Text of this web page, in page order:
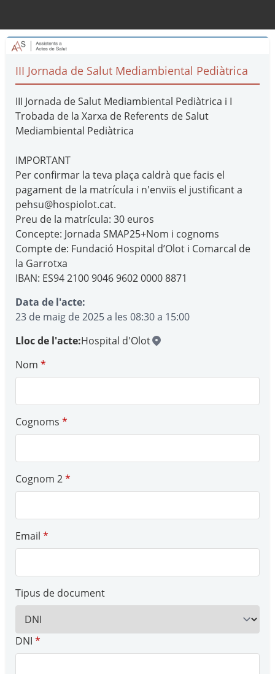
III Jornada de Salut Mediambiental Pediàtrica
III Jornada de Salut Mediambiental Pediàtrica i I
Trobada de la Xarxa de Referents de Salut
Mediambiental Pediàtrica
IMPORTANT
Per confirmar la teva plaça caldrà que facis el
pagament de la matrícula i n'enviïs el justificant a
pehsu@hospiolot.cat.
Preu de la matrícula: 30 euros
Concepte: Jornada SMAP25+Nom i cognoms
Compte de: Fundació Hospital d’Olot i Comarcal de
la Garrotxa
IBAN: ES94 2100 9046 9602 0000 8871
Data de l'acte:
23 de maig de 2025 a les 08:30 a 15:00
Lloc de l'acte:Hospital d'Olot
Nom *
Cognoms *
Cognom 2*
Email *
Tipus de document
DNI *